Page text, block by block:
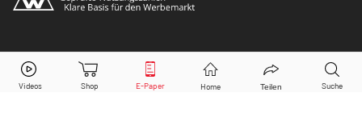
© Copyright 2026 Börsenmedien AG. Alle Rechte